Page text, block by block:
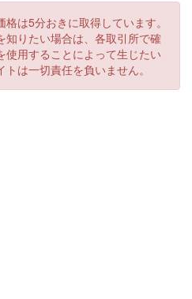
は5分おきに取得しています。
知りたい場合は、各取引所で確
用することによって生じたい
は一切責任を負いません。